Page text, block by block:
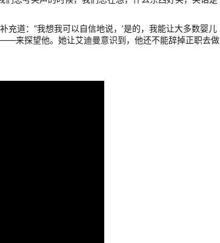
充道：”我想我可以自信地说，’是的，我能让大多数婴儿
来探望他。她让艾迪曼意识到，他还不能辞掉正职去做